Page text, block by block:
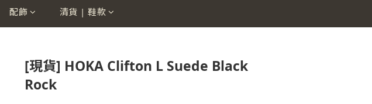
配飾 清貨 | 鞋款
[現貨] HOKA Clifton L Suede Black
Rock